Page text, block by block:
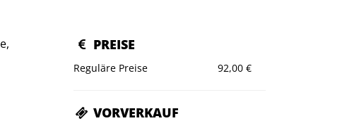
PREISE
Reguläre Preise 92,00 €
VORVERKAUF